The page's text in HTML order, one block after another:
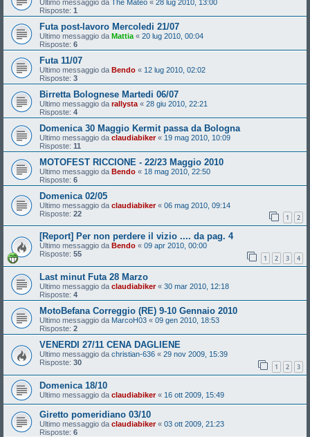
Ultimo messaggio da The Mateo « 28 lug 2010, 13:00
Risposte: 1
Futa post-lavoro Mercoledi 21/07
Ultimo messaggio da Mattia « 20 lug 2010, 00:04
Risposte: 6
Futa 11/07
Ultimo messaggio da Bendo « 12 lug 2010, 02:02
Risposte: 3
Birretta Bolognese Martedi 06/07
Ultimo messaggio da rallysta « 28 giu 2010, 22:21
Risposte: 4
Domenica 30 Maggio Kermit passa da Bologna
Ultimo messaggio da claudiabiker« 19 mag 2010, 10:09
Risposte: 11
MOTOFEST RICCIONE - 22/23 Maggio 2010
Ultimo messaggio da Bendo « 18 mag 2010, 22:50
Risposte: 6
Domenica 02/05
Ultimo messaggio da claudiabiker« 06 mag 2010, 09:14
Risposte: 22 1 2
[Report] Per non perdere il vizio .... da pag. 4
Ultimo messaggio da Bendo « 09 apr 2010, 00:00
Risposte: 55 1 2 3 4
Last minut Futa 28 Marzo
Ultimo messaggio da claudiabiker« 30 mar 2010, 12:18
Risposte: 4
MotoBefana Correggio (RE) 9-10 Gennaio 2010
Ultimo messaggio da MarcoH03 « 09 gen 2010, 18:53
Risposte: 2
VENERDI 27/11 CENA DAGLIENE
Ultimo messaggio da christian-636 « 29 nov 2009, 15:39
Risposte: 30 1 2 3
Domenica 18/10
Ultimo messaggio da claudiabiker« 16 ott 2009, 15:49
Giretto pomeridiano 03/10
Ultimo messaggio da claudiabiker« 03 ott 2009, 21:23
Risposte: 6